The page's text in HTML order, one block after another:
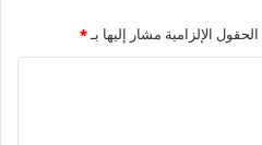
الحقول الإلزامية مشار إليها بـ*